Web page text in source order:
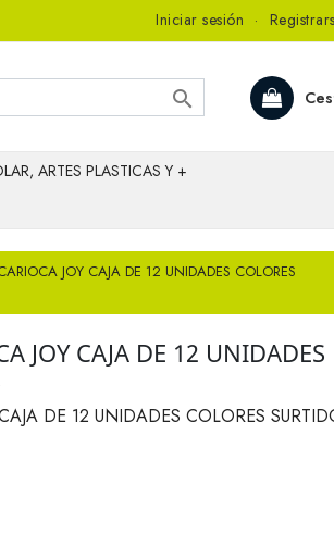
Iniciar sesión ·

ARTES PLASTICAS Y +
JOY CAJA DE 12 UNIDADES COLORES
JOY CAJA DE 12 UNIDADES
DE 12 UNIDADES COLORES